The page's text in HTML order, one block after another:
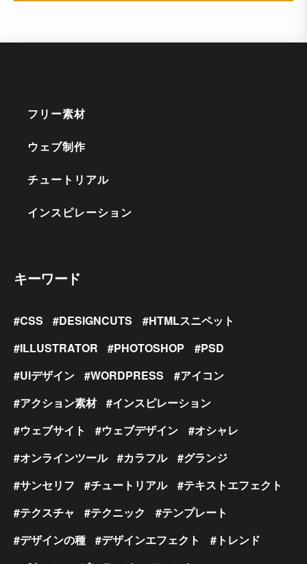
フリー素材
ウェブ制作
チュートリアル
インスピレーション
キーワード
CSS DESIGNCUTS
HTMLスニペット
ILLUSTRATOR
PHOTOSHOP
PSD
UIデザイン
WORDPRESS
アイコン
アクション素材
インスピレーション
ウェブサイト
ウェブデザイン
オシャレ
オンラインツール
カラフル
グランジ
サンセリフ
チュートリアル
テキストエフェクト
テクスチャ
テクニック
テンプレート
デザインの種
デザインエフェクト
トレンド